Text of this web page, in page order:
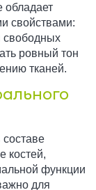
обладает
свойствами:
свободных
ровный тон
тканей.
костей,
функции
для